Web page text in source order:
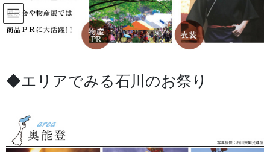
コ
ン
テ
移
動
ナ
ビ
ゲ
ン
に
すべての記事
すべての記事 お祭用品・品目
法被・はっぴ・はんてん・印半纏
2013/10/17 / 最終更新日 :
法被・はっぴ・はんてん・印半纏
◆エリアでみる石川のお祭り